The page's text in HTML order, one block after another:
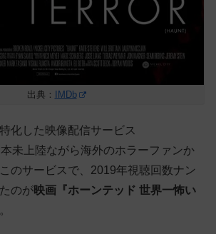
出典： IMDb
化した映像配信サービス
本未上陸ながら海外のホラーファンか
のサービスで、2019年視聴回数ナン
のが映画『ホーンテッド 世界一怖い